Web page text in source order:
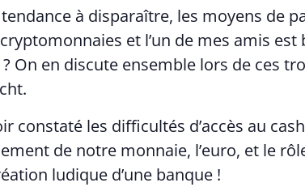
tendance à disparaître, les moyens de
et l’un de mes amis
On en discute ensemble lors de ces
constaté les difficultés d’accès au
de notre monnaie, l’euro, et le
ludique d’une banque !